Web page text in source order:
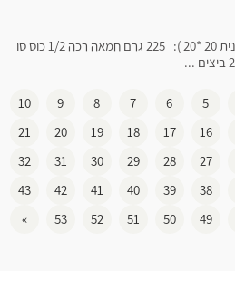
חיתוכיות בצק עוגיות וטחינה ( תבנית 20 *20 ): 225 גרם חמאה רכה 1/2 כוס סו
5
6
7
8
9
10
16
17
18
19
20
21
27
28
29
30
31
32
38
39
40
41
42
43
49
50
51
52
53
»